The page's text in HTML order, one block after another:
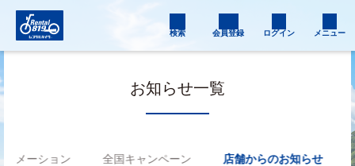
検索 会員登録 ログイン メニュー
お知らせ一覧
ォメーション 全国キャンペーン 店舗からのお知らせ